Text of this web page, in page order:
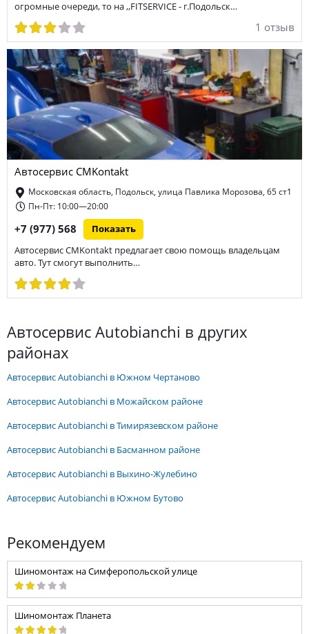
огромные очереди, то на ,,FITSERVICE - г.Подольск…
1 отзыв
Автосервис CMKontakt
Московская область, Подольск, улица Павлика Морозова, 65 ст1
Пн-Пт: 10:00—20:00
+7 (977) 568 Показать
Автосервис CMKontakt предлагает свою помощь владельцам
авто. Тут смогут выполнить…
автосервис Autobianchi в других
районах
автосервис Autobianchi в Южном Чертаново
автосервис Autobianchi в Можайском районе
автосервис Autobianchi в Тимирязевском районе
автосервис Autobianchi в Басманном районе
автосервис Autobianchi в Выхино-Жулебино
автосервис Autobianchi в Южном Бутово
Рекомендуем
Шиномонтаж на Симферопольской улице
Шиномонтаж Планета